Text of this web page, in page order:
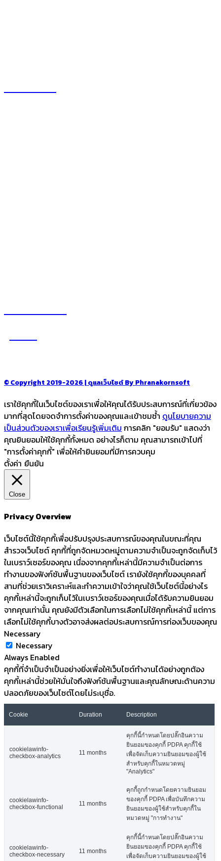
เปิดโชว์บ้าน
อ่านง่ายได้สาระ
© Copyright 2019-2026 | ดูแลเว็บไซต์ By Phranakornsoft
เราใช้คุกกี้ในเว็บไซต์ของเราเพื่อให้คุณได้รับประสบการณ์ที่เกี่ยวข้อง
มากที่สุดโดยจดจำการตั้งค่าของคุณและเข้าชมซ้ำ ดูนโยบายความ
เป็นส่วนตัวของเราเพื่อเรียนรู้เพิ่มเติม การคลิก "ยอมรับ" แสดงว่า
คุณยินยอมให้ใช้คุกกี้ทั้งหมด อย่างไรก็ตาม คุณสามารถเข้าไปที่
"การตั้งค่าคุกกี้" เพื่อให้คำยินยอมที่มีการควบคุม
ตั้งค่า ยืนยัน
Close
Privacy Overview
เว็บไซต์นี้ใช้คุกกี้เพื่อปรับปรุงประสบการณ์ของคุณในขณะที่คุณ
สำรวจเว็บไซต์ คุกกี้ที่ถูกจัดหมวดหมู่ตามความจำเป็นจะถูกจัดเก็บไว้
ในเบราว์เซอร์ของคุณ เนื่องจากคุกกี้เหล่านี้มีความจำเป็นต่อการ
ทำงานของฟังก์ชันพื้นฐานของเว็บไซต์ เรายังใช้คุกกี้ของบุคคลที่
สามที่ช่วยเราวิเคราะห์และทำความเข้าใจว่าคุณใช้เว็บไซต์นี้อย่างไร
คุกกี้เหล่านี้จะถูกเก็บไว้ในเบราว์เซอร์ของคุณเมื่อได้รับความยินยอม
จากคุณเท่านั้น คุณยังมีตัวเลือกในการเลือกไม่ใช้คุกกี้เหล่านี้ แต่การ
เลือกไม่ใช้คุกกี้บางตัวอาจส่งผลต่อประสบการณ์การท่องเว็บของคุณ
Necessary
Necessary
Always Enabled
คุกกี้ที่จำเป็นจำเป็นอย่างยิ่งเพื่อให้เว็บไซต์ทำงานได้อย่างถูกต้อง
คุกกี้เหล่านี้ช่วยให้มั่นใจถึงฟังก์ชันพื้นฐานและคุณลักษณะด้านความ
ปลอดภัยของเว็บไซต์โดยไม่ระบุชื่อ.
Cookie Duration Description
cookielawinfo-
checkbox-analytics
11 months
คุกกี้นี้กำหนดโดยปลั๊กอินความ
ยินยอมของคุกกี้ PDPA คุกกี้ใช้
เพื่อจัดเก็บความยินยอมของผู้ใช้
สำหรับคุกกี้ในหมวดหมู่
"Analytics"
cookielawinfo-
checkbox-functional
11 months
คุกกี้ถูกกำหนดโดยความยินยอม
ของคุกกี้ PDPA เพื่อบันทึกความ
ยินยอมของผู้ใช้สำหรับคุกกี้ใน
หมวดหมู่ "การทำงาน"
cookielawinfo-
checkbox-necessary
11 months
คุกกี้นี้กำหนดโดยปลั๊กอินความ
ยินยอมของคุกกี้ PDPA คุกกี้ใช้
เพื่อจัดเก็บความยินยอมของผู้ใช้